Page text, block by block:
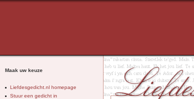
Maak uw keuze
Liefdesgedicht.nl homepage
Stuur een gedicht in